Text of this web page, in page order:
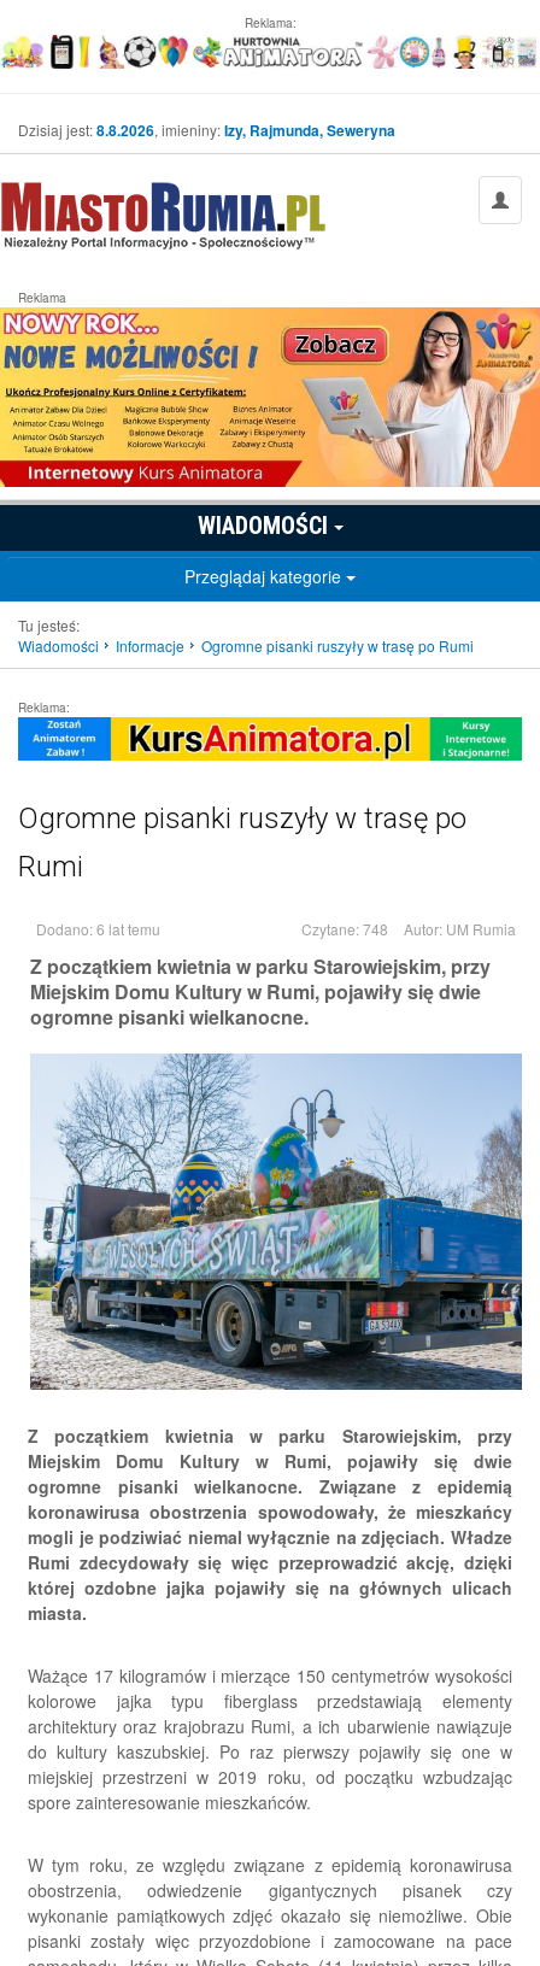
Reklama:
Dzisiaj jest:8.8.2026, imieniny:Izy, Rajmunda, Seweryna
Reklama
WIADOMOŚCI
Przeglądaj kategorie
Tu jesteś:
Wiadomości
Informacje Ogromne pisanki ruszyły w trasę po Rumi
Reklama:
Ogromne pisanki ruszyły w trasę po
Rumi
Dodano: 6 lat temu Czytane: 748 Autor: UM Rumia
Z początkiem kwietnia w parku Starowiejskim, przy
Miejskim Domu Kultury w Rumi, pojawiły się dwie
ogromne pisanki wielkanocne.
Z początkiem kwietnia w parku Starowiejskim, przy
Miejskim Domu Kultury w Rumi, pojawiły się dwie
ogromne pisanki wielkanocne. Związane z epidemią
koronawirusa obostrzenia spowodowały, że mieszkańcy
mogli je podziwiać niemal wyłącznie na zdjęciach. Władze
Rumi zdecydowały się więc przeprowadzić akcję, dzięki
której ozdobne jajka pojawiły się na głównych ulicach
miasta.
Ważące 17 kilogramów i mierzące 150 centymetrów wysokości
kolorowe jajka typu fiberglass przedstawiają elementy
architektury oraz krajobrazu Rumi, a ich ubarwienie nawiązuje
do kultury kaszubskiej. Po raz pierwszy pojawiły się one w
miejskiej przestrzeni w 2019 roku, od początku wzbudzając
spore zainteresowanie mieszkańców.
W tym roku, ze względu związane z epidemią koronawirusa
obostrzenia, odwiedzenie gigantycznych pisanek czy
wykonanie pamiątkowych zdjęć okazało się niemożliwe. Obie
pisanki zostały więc przyozdobione i zamocowane na pace